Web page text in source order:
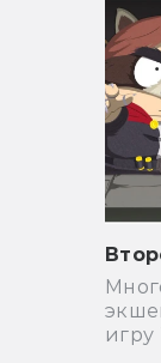
игру